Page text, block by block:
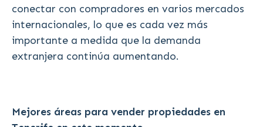
conectar con compradores en varios mercados
internacionales, lo que es cada vez más
importante a medida que la demanda
extranjera continúa aumentando.
Mejores áreas para vender propiedades en